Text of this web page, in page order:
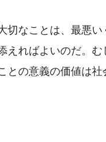
切なことは、最悪い
えればよいのだ。む
との意義の価値は社